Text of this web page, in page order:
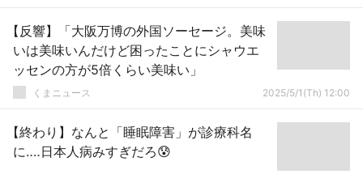
【反響】「大阪万博の外国ソーセージ。美味
いは美味いんだけど困ったことにシャウエ
ッセンの方が5倍くらい美味い」
くまニュース 2025/5/1(Th) 12:00
【終わり】なんと「睡眠障害」が診療科名
に‥‥日本人病みすぎだろ😰